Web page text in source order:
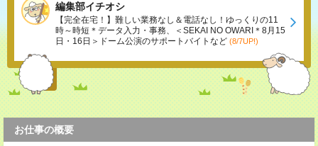
編集部イチオシ
【完全在宅！】難しい業務なし＆電話なし！ゆっくりの11
時～時短＊データ入力・事務、＜SEKAI NO OWARI＊8月15
日・16日＞ドーム公演のサポートバイトなど (8/7UP!)
お仕事の概要